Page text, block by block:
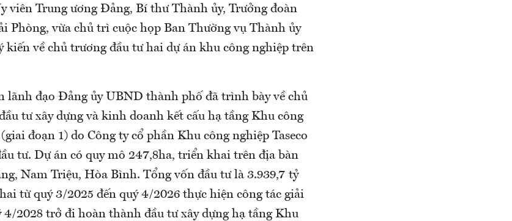
viên Trung ương Đảng, Bí thư Thành ủy, Trưởng đoàn
Phòng, vừa chủ trì cuộc họp Ban Thường vụ Thành ủy
kiến về chủ trương đầu tư hai dự án khu công nghiệp trên
lãnh đạo Đảng ủy UBND thành phố đã trình bày về chủ
tư xây dựng và kinh doanh kết cấu hạ tầng Khu công
đoạn 1) do Công ty cổ phần Khu công nghiệp Taseco
tư. Dự án có quy mô 247,8ha, triển khai trên địa bàn
Nam Triệu, Hòa Bình. Tổng vốn đầu tư là 3.939,7 tỷ
từ quý 3/2025 đến quý 4/2026 thực hiện công tác giải
4/2028 trở đi hoàn thành đầu tư xây dựng hạ tầng Khu